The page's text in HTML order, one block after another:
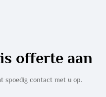
offerte aan
spoedig contact met u op.